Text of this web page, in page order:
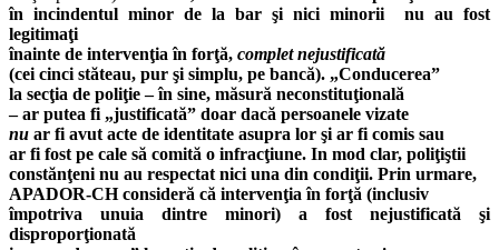
în incindentul minor de la bar şi nici minorii nu au fost
legitimaţi
înainte de intervenţia în forţă, complet nejustificată
(cei cinci stăteau, pur şi simplu, pe bancă). „Conducerea”
la secţia de poliţie – în sine, măsură neconstituţională
– ar putea fi „justificată” doar dacă persoanele vizate
nu ar fi avut acte de identitate asupra lor şi ar fi comis sau
ar fi fost pe cale să comită o infracţiune. In mod clar, poliţiştii
constănţeni nu au respectat nici una din condiţii. Prin urmare,
APADOR-CH consideră că intervenţia în forţă (inclusiv
împotriva unuia dintre minori) a fost nejustificată şi
disproporţionată